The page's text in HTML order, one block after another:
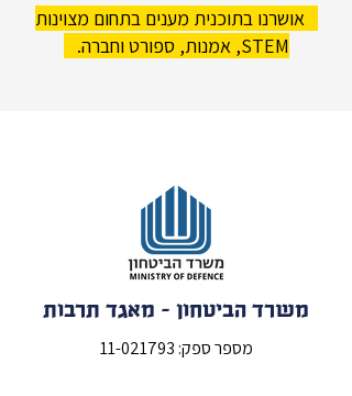
אושרנו בתוכנית מענים בתחום מצוינות
STEM, אמנות, ספורט וחברה.
משרד הביטחון – מאגד תרבות
מספר ספק: 11-021793